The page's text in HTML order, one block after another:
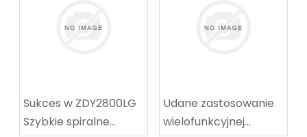
Sukces w ZDY2800LG
Szybkie spiralne
Udane zastosowanie
wielofunkcyjnej